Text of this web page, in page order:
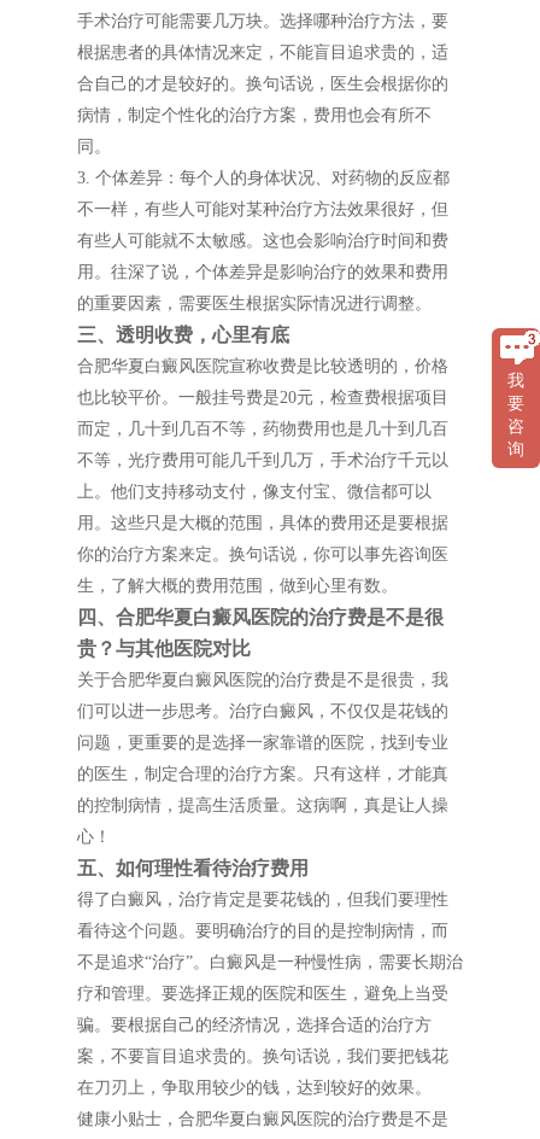
手术治疗可能需要几万块。选择哪种治疗方法，要
根据患者的具体情况来定，不能盲目追求贵的，适
合自己的才是较好的。换句话说，医生会根据你的
病情，制定个性化的治疗方案，费用也会有所不
同。
3. 个体差异：每个人的身体状况、对药物的反应都
不一样，有些人可能对某种治疗方法效果很好，但
有些人可能就不太敏感。这也会影响治疗时间和费
用。往深了说，个体差异是影响治疗的效果和费用
的重要因素，需要医生根据实际情况进行调整。
三、透明收费，心里有底
合肥华夏白癜风医院宣称收费是比较透明的，价格
也比较平价。一般挂号费是20元，检查费根据项目
而定，几十到几百不等，药物费用也是几十到几百
不等，光疗费用可能几千到几万，手术治疗千元以
上。他们支持移动支付，像支付宝、微信都可以
用。这些只是大概的范围，具体的费用还是要根据
你的治疗方案来定。换句话说，你可以事先咨询医
生，了解大概的费用范围，做到心里有数。
四、合肥华夏白癜风医院的治疗费是不是很
贵？与其他医院对比
关于合肥华夏白癜风医院的治疗费是不是很贵，我
们可以进一步思考。治疗白癜风，不仅仅是花钱的
问题，更重要的是选择一家靠谱的医院，找到专业
的医生，制定合理的治疗方案。只有这样，才能真
的控制病情，提高生活质量。这病啊，真是让人操
心！
五、如何理性看待治疗费用
得了白癜风，治疗肯定是要花钱的，但我们要理性
看待这个问题。要明确治疗的目的是控制病情，而
不是追求“治疗”。白癜风是一种慢性病，需要长期治
疗和管理。要选择正规的医院和医生，避免上当受
骗。要根据自己的经济情况，选择合适的治疗方
案，不要盲目追求贵的。换句话说，我们要把钱花
在刀刃上，争取用较少的钱，达到较好的效果。
健康小贴士，合肥华夏白癜风医院的治疗费是不是
我
要
咨
询